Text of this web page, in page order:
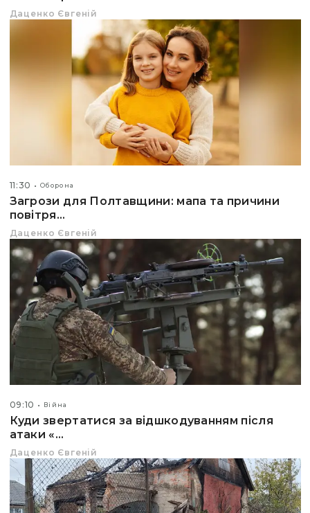
Даценко Євгеній
11:30 Оборона
Загрози для Полтавщини: мапа та причини
повітря...
Даценко Євгеній
09:10 Війна
Куди звертатися за відшкодуванням після
атаки «...
Даценко Євгеній